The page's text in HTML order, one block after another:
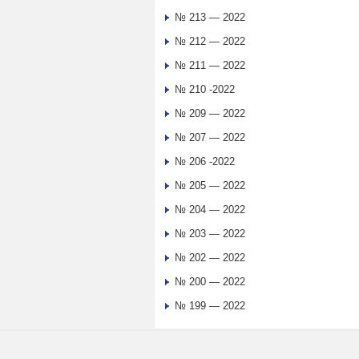
№ 213 — 2022
№ 212 — 2022
№ 211 — 2022
№ 210 -2022
№ 209 — 2022
№ 207 — 2022
№ 206 -2022
№ 205 — 2022
№ 204 — 2022
№ 203 — 2022
№ 202 — 2022
№ 200 — 2022
№ 199 — 2022